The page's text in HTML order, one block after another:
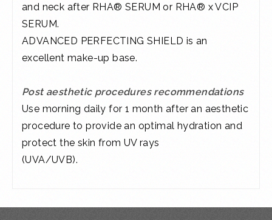
and neck after RHA® SERUM or RHA® x VCIP
SERUM.
ADVANCED PERFECTING SHIELD is an
excellent make-up base.
Post aesthetic procedures recommendations
Use morning daily for 1 month after an aesthetic
procedure to provide an optimal hydration and
protect the skin from UV rays
(UVA/UVB).